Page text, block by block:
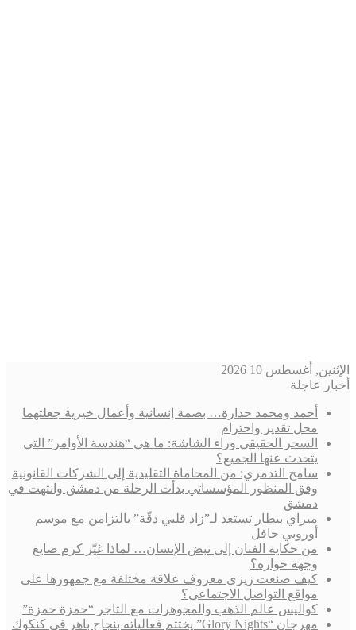
الإثنين, أغسطس 10 2026
أخبار عاجلة
أحمد ومحمد حدارة… بصمة إنسانية وأعمال خيرية جعلتهما
محل تقدير واحترام
السحر الحقيقي وراء الشاشة: ما هي “هندسة الأوامر” التي
يتحدث عنها الجميع؟
سامح التدمري: من المحاماة التقليدية إلى الشركات القانونية
وفق المنظور المؤسساتي بدأت الرحلة من دمشق وانتهت في
دمشق
ميراي بيطار تستعد لـ”زاد قلبي دقّة” بالتزامن مع موسم
أوروبي حافل
من حكاية الفنان إلى نبض الإنسان… لماذا غيّر كرم صايغ
وجهة حواره؟
كيف صنعت زيزي معروف علاقة مختلفة مع جمهورها على
مواقع التواصل الاجتماعي؟
كواليس عالم الذهب والمجوهرات مع التاجر “حمزة حمزة”
مهرجان “Glory Nights” يختتم فعالياته بنجاح باهر في كنكوك